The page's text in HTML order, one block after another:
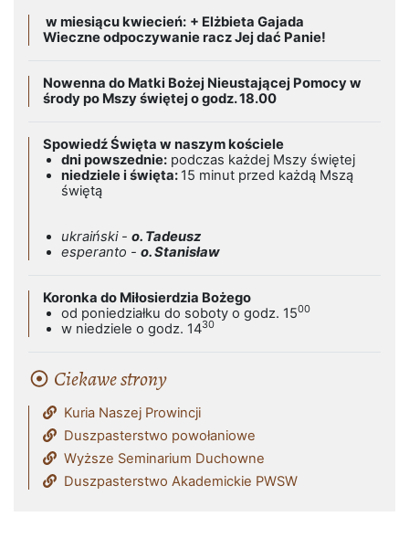
w miesiącu kwiecień: + Elżbieta Gajada
Wieczne odpoczywanie racz Jej dać Panie!
Nowenna do Matki Bożej Nieustającej Pomocy w
środy po Mszy świętej o godz. 18.00
Spowiedź Święta w naszym kościele
dni powszednie: podczas każdej Mszy świętej
niedziele i święta: 15 minut przed każdą Mszą
świętą
ukraiński - o. Tadeusz
esperanto - o. Stanisław
Koronka do Miłosierdzia Bożego
od poniedziałku do soboty o godz. 1500
w niedziele o godz. 1430
Ciekawe strony
Kuria Naszej Prowincji
Duszpasterstwo powołaniowe
Wyższe Seminarium Duchowne
Duszpasterstwo Akademickie PWSW